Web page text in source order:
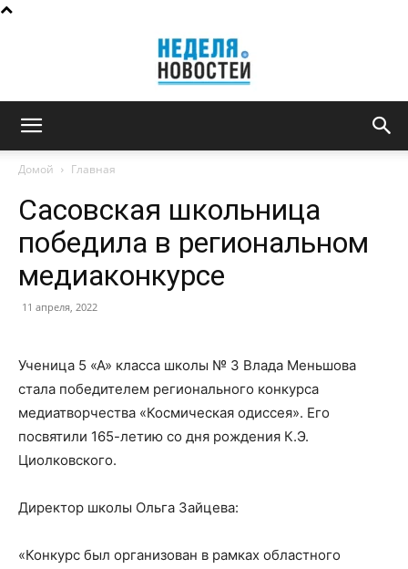
новостей
Домой Главная
Сасовская школьница
победила в региональном
медиаконкурсе
11 апреля, 2022
Ученица 5 «А» класса школы № 3 Влада Меньшова
стала победителем регионального конкурса
медиатворчества «Космическая одиссея». Его
посвятили 165-летию со дня рождения К.Э.
Циолковского.
Директор школы Ольга Зайцева:
«Конкурс был организован в рамках областного